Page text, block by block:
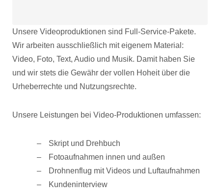
Unsere Videoproduktionen sind Full-Service-Pakete.
Wir arbeiten ausschließlich mit eigenem Material:
Video, Foto, Text, Audio und Musik. Damit haben Sie
und wir stets die Gewähr der vollen Hoheit über die
Urheberrechte und Nutzungsrechte.
Unsere Leistungen bei Video-Produktionen umfassen:
Skript und Drehbuch
Fotoaufnahmen innen und außen
Drohnenflug mit Videos und Luftaufnahmen
Kundeninterview